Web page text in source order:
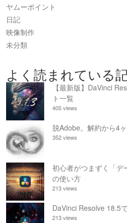
ヤムーポイント
日記
映像制作
未分類
よく読まれている
【最新版】DaVinci
ト一覧
405 views
脱Adobe。解約から4
352 views
初心者がつまずく「デ
の使い方
213 views
DaVinci Resolve 18.5
213 views